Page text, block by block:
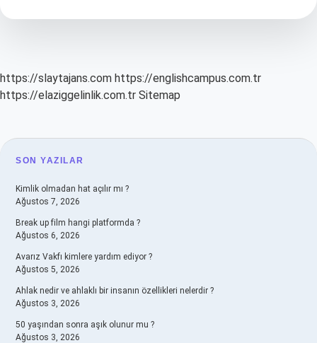
https://slaytajans.com https://englishcampus.com.tr
https://elaziggelinlik.com.tr Sitemap
SIDEBAR
SON YAZILAR
Kimlik olmadan hat açılır mı ?
Ağustos 7, 2026
Break up film hangi platformda ?
Ağustos 6, 2026
Avarız Vakfı kimlere yardım ediyor ?
Ağustos 5, 2026
Ahlak nedir ve ahlaklı bir insanın özellikleri nelerdir ?
Ağustos 3, 2026
50 yaşından sonra aşık olunur mu ?
Ağustos 3, 2026